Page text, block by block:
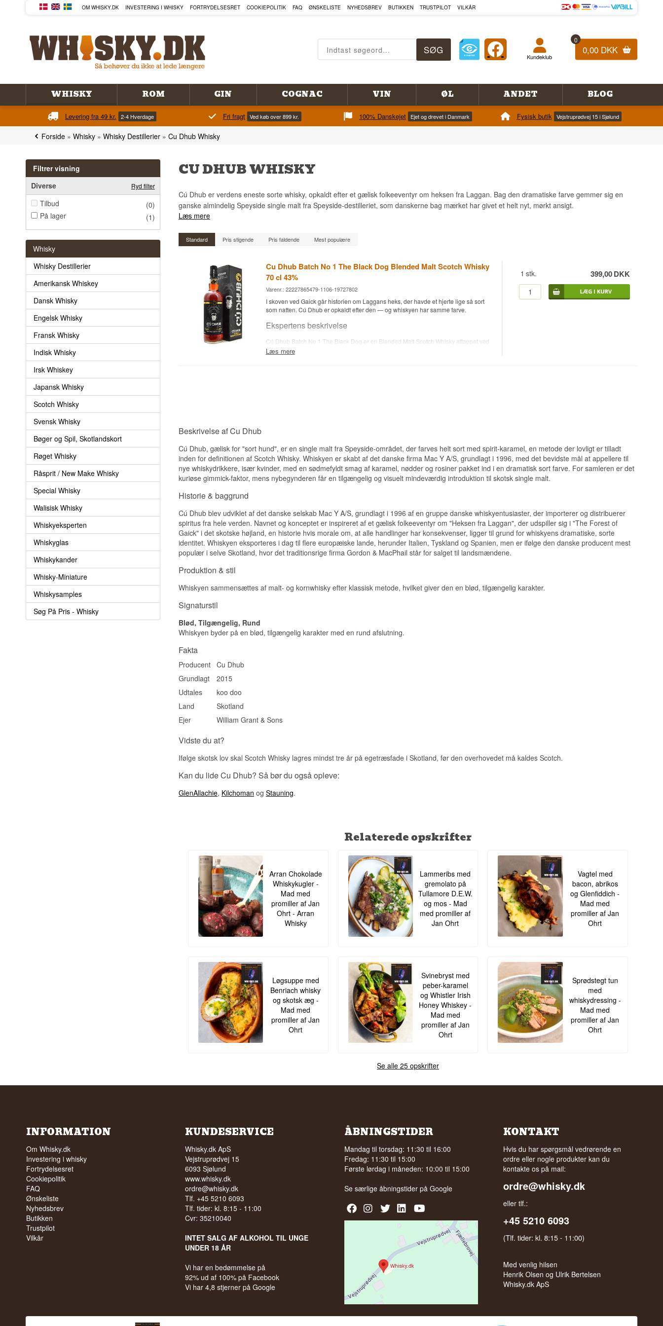
OM WHISKY.DK INVESTERING I WHISKY FORTRYDELSESRET COOKIEPOLITIK FAQ ØNSKELISTE NYHEDSBREV BUTIKKEN TRUSTPILOT VILKÅR
0
0,00 DKK
Kundeklub
WHISKY ROM GIN COGNAC VIN ØL ANDET BLOG
Levering fra 49 kr. 2-4 Hverdage Fri fragt Ved køb over 899 kr. 100% Danskejet Ejet og drevet i Danmark Fysisk butik Vejstruprødvej 15 i Sjølund
Forside » Whisky » Whisky Destillerier » Cu Dhub Whisky
Filtrer visning
Diverse
Ryd filter
Tilbud
(0)
På lager
(1)
Whisky
Whisky Destillerier
Amerikansk Whiskey
Dansk Whisky
Engelsk Whisky
Fransk Whisky
Indisk Whisky
Irsk Whiskey
Japansk Whisky
Scotch Whisky
Svensk Whisky
Bøger og Spil, Skotlandskort
Røget Whisky
Råsprit / New Make Whisky
Special Whisky
Walisisk Whisky
Whiskyeksperten
Whiskyglas
Whiskykander
Whisky-Miniature
Whiskysamples
Søg På Pris - Whisky
CU DHUB WHISKY
Cú Dhub er verdens eneste sorte whisky, opkaldt efter et gælisk folkeeventyr om heksen fra Laggan. Bag den dramatiske farve gemmer sig en
ganske almindelig Speyside single malt fra Speyside-destilleriet, som danskerne bag mærket har givet et helt nyt, mørkt ansigt.
Læs mere
Standard Pris stigende Pris faldende Mest populære
Cu Dhub Batch No 1 The Black Dog Blended Malt Scotch Whisky
70 cl 43%
Varenr.: 22227865479-1106-19727802
I skoven ved Gaick går historien om Laggans heks, der havde et hjerte lige så sort
som natten. Cú Dhub er opkaldt efter den — og whiskyen har samme farve.
Ekspertens beskrivelse
Cú Dhub Batch No 1 The Black Dog er en Blended Malt Scotch Whisky aftappet ved
43 %.
Ristede kaffebønner og støvet maltsødme, engelsk lakrids og en snert af tørhed.
Smag
Cremet og intens. Sødme og lakrids først, derefter vanilje og en tydeligt krydret
Middellang og sød med lakrids, malt og en tør krydret afslutning.
Specifikationer
Navn: Cu Dhub Batch No 1 The Black Dog Blended Malt Scotch Whisky 70 cl 43%
Type: Blended Malt Scotch Whisky
ABV: 43 %
Smagsprofil
Læs mere
1 stk. 399,00DKK
Beskrivelse af Cu Dhub
Cú Dhub, gælisk for "sort hund", er en single malt fra Speyside-området, der farves helt sort med spirit-karamel, en metode der lovligt er tilladt
inden for definitionen af Scotch Whisky. Whiskyen er skabt af det danske firma Mac Y A/S, grundlagt i 1996, med det bevidste mål at appellere til
nye whiskydrikkere, især kvinder, med en sødmefyldt smag af karamel, nødder og rosiner pakket ind i en dramatisk sort farve. For samleren er det
kuriøse gimmick-faktor, mens nybegynderen får en tilgængelig og visuelt mindeværdig introduktion til skotsk single malt.
Historie & baggrund
Cú Dhub blev udviklet af det danske selskab Mac Y A/S, grundlagt i 1996 af en gruppe danske whiskyentusiaster, der importerer og distribuerer
spiritus fra hele verden. Navnet og konceptet er inspireret af et gælisk folkeeventyr om "Heksen fra Laggan", der udspiller sig i "The Forest of
Gaick" i det skotske højland, en historie hvis morale om, at alle handlinger har konsekvenser, ligger til grund for whiskyens dramatiske, sorte
identitet. Whiskyen eksporteres i dag til flere europæiske lande, herunder Italien, Tyskland og Spanien, men er ifølge den danske producent mest
populær i selve Skotland, hvor det traditionsrige firma Gordon & MacPhail står for salget til landsmændene.
Produktion & stil
Whiskyen sammensættes af malt- og kornwhisky efter klassisk metode, hvilket giver den en blød, tilgængelig karakter.
Signaturstil
Blød, Tilgængelig, Rund
Whiskyen byder på en blød, tilgængelig karakter med en rund afslutning.
Fakta
Producent Cu Dhub
Grundlagt
2015
Udtales
koo doo
Land
Skotland
Ejer
William Grant & Sons
Vidste du at?
Ifølge skotsk lov skal Scotch Whisky lagres mindst tre år på egetræsfade i Skotland, før den overhovedet må kaldes Scotch.
Kan du lide Cu Dhub? Så bør du også opleve:
GlenAllachie, Kilchoman og Stauning.
Relaterede opskrifter
Arran Chokolade
Whiskykugler -
Mad med
promiller af Jan
Ohrt - Arran
Whisky
Lammeribs med
gremolato på
Tullamore D.E.W.
og mos - Mad
med promiller af
Jan Ohrt
Vagtel med
bacon, abrikos
og Glenfiddich -
Mad med
promiller af Jan
Ohrt
Løgsuppe med
Benriach whisky
og skotsk æg -
Mad med
promiller af Jan
Ohrt
Svinebryst med
peber-karamel
og Whistler Irish
Honey Whiskey -
Mad med
promiller af Jan
Ohrt
Sprødstegt tun
med
whiskydressing -
Mad med
promiller af Jan
Ohrt
Se alle 25 opskrifter
INFORMATION
Om Whisky.dk
Investering i whisky
Fortrydelsesret
Cookiepolitik
FAQ
Ønskeliste
Nyhedsbrev
Butikken
Trustpilot
Vilkår
KUNDESERVICE
Whisky.dk ApS
Vejstruprødvej 15
6093 Sjølund
www.whisky.dk
ordre@whisky.dk
Tlf. +45 5210 6093
Tlf. tider: kl. 8:15 - 11:00
Cvr: 35210040
INTET SALG AF ALKOHOL TIL UNGE
UNDER 18 ÅR
Vi har en bedømmelse på
92% ud af 100% på Facebook
Vi har 4,8 stjerner på Google
ÅBNINGSTIDER
Mandag til torsdag: 11:30 til 16:00
Fredag: 11:30 til 15:00
Første lørdag i måneden: 10:00 til 15:00
Se særlige åbningstider på Google
KONTAKT
Hvis du har spørgsmål vedrørende en
ordre eller nogle produkter kan du
kontakte os på mail:
ordre@whisky.dk
eller tlf.:
+45 5210 6093
(Tlf. tider: kl. 8:15 - 11:00)
Med venlig hilsen
Henrik Olsen og Ulrik Bertelsen
Whisky.dk ApS